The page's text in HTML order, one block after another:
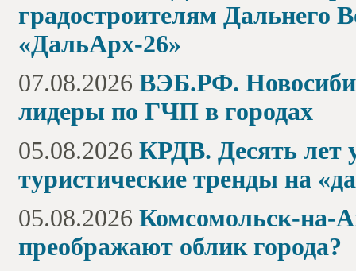
градостроителям Дальнего
«ДальАрх-26»
07.08.2026 ВЭБ.РФ.
лидеры по ГЧП в городах
05.08.2026 КРДВ. Десять лет
туристические тренды на
05.08.2026 Комсомольск-на-
преображают облик города?